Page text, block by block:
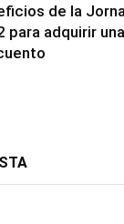
de la
para adquirir